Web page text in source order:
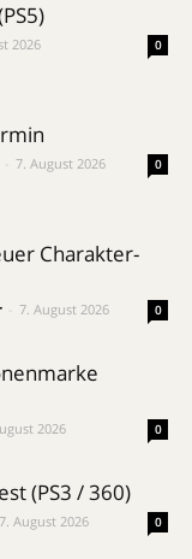
2026 0
7. August 2026 0
Charakter-
7. August 2026 0
2026 0
(PS3 / 360)
7. August 2026 0